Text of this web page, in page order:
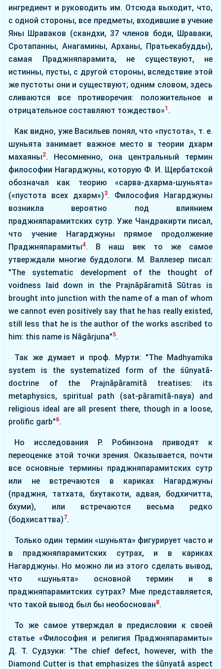
ингредиент и руководить им. Отсюда выходит, что,
с одной стороны, все предметы, входившие в учение
Яны Шраваков (скандхи, 37 членов боди, Шраваки,
Сротапанны, Анагамины, Арханы, Пратьекабудды),
самая Праджняпарамита, не существуют, не
истинны, пусты, с другой стороны, вследствие этой
же пустоты они и существуют; одним словом, здесь
сливаются все противоречия: положительное и
отрицательное составляют тождество»1 .
Как видно, уже Васильев понял, что «пустота», т. е.
шуньята занимает важное место в теории дхарм
махаяны2. Несомненно, она центральный термин
философии Нагарджуны, которую Ф. И. Щербатской
обозначал как теорию «сарва-дхарма-шуньята»
(«пустота всех дхарм»)3. Философия Нагарджуны
возникла вероятно под влиянием
праджняпарамитских сутр. Уже Чандракирти писал,
что учение Нагарджуны прямое продолжение
Праджняпарамиты4. В наш век то же самое
утверждали многие буддологи. М. Валлезер писал:
"The systematic development of the thought of
voidness laid down in the Prajnāpāramitā Sūtras is
brought into junction with the name of a man of whom
we cannot even positively say that he has really existed,
still less that he is the author of the works ascribed to
him: this name is Nāgārjuna"5.
Так же думает и проф. Мурти: "The Madhyamika
system is the systematized form of the śūnyatā-
doctrine of the Prajnāpāramitā treatises: its
metaphysics, spiritual path (sat-pāramitā-naya) and
religious ideal are all present there, though in a loose,
prolific garb"6.
Но исследования Р. Робинзона приводят к
переоценке этой точки зрения. Оказывается, почти
все основные термины праджняпарамитских сутр
или не встречаются в кариках Нагарджуны
(праджня, татхата, бхутакоти, адвая, бодхичитта,
бхуми), или встречаются весьма редко
(бодхисаттва)7.
Только один термин «шуньята» фигурирует часто и
в праджняпарамитских сутрах, и в кариках
Нагарджуны. Но можно ли из этого сделать вывод,
что «шуньята» основной термин и в
праджняпарамитских сутрах? Мне представляется,
что такой вывод был бы необоснован8.
То же самое утверждал в предисловии к своей
статье «Философия и религия Праджняпарамиты»
Д. Т. Судзуки: "The chief defect, however, with the
Diamond Cutter is that emphasizes the śūnyatā aspect